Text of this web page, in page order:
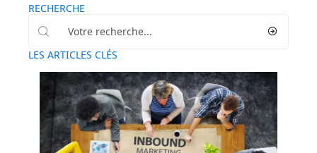
RECHERCHE
LES ARTICLES CLÉS